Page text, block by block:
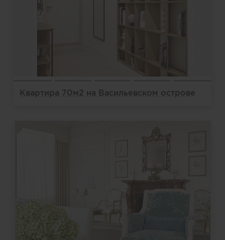
Квартира 70м2 на Васильевском острове